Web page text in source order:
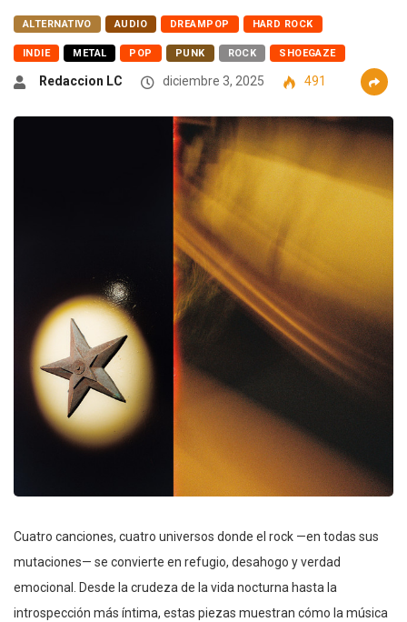
ALTERNATIVO AUDIO DREAMPOP HARD ROCK
INDIE METAL POP PUNK ROCK SHOEGAZE
Redaccion LC diciembre 3, 2025 491
Cuatro canciones, cuatro universos donde el rock —en todas sus
mutaciones— se convierte en refugio, desahogo y verdad
emocional. Desde la crudeza de la vida nocturna hasta la
introspección más íntima, estas piezas muestran cómo la música